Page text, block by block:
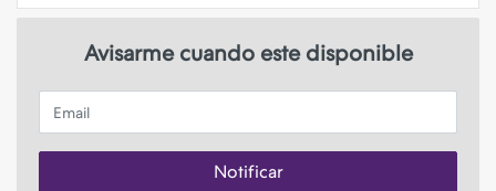
Avisarme cuando este disponible
Email
Notificar